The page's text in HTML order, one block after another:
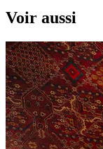
Voir aussi